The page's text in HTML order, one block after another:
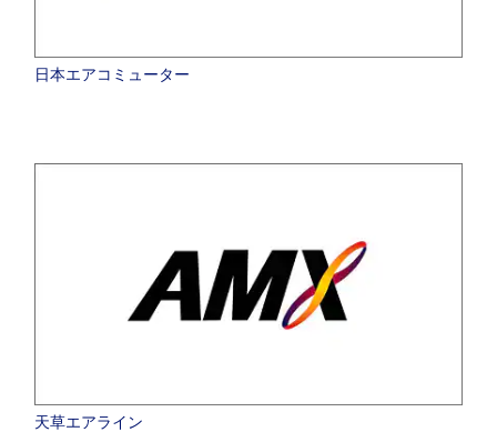
日本エアコミューター
天草エアライン